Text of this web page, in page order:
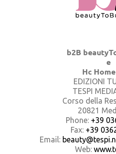
b2B
e
Hc
EDIZIONI
TESPI
Corso della
20821
Phone: +39
Fax: +39
Email:
Web: